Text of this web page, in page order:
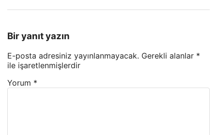
Bir yanıt yazın
E-posta adresiniz yayınlanmayacak. Gerekli alanlar *
ile işaretlenmişlerdir
Yorum *